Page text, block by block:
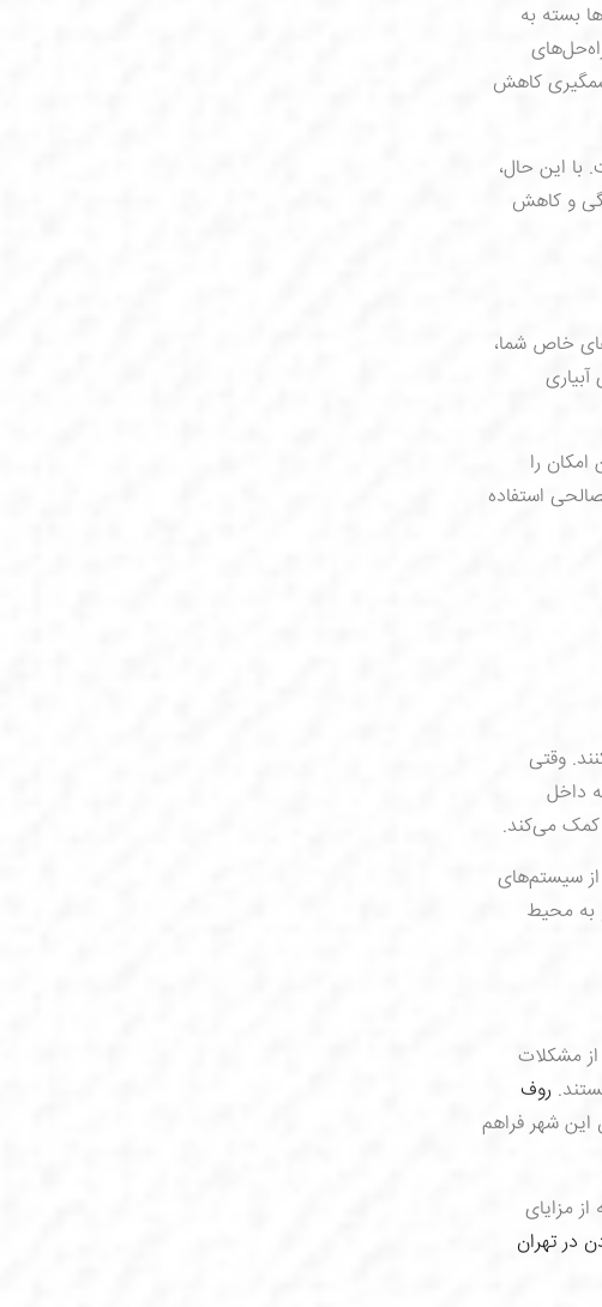
بسته به
کاهش
با این حال،
و کاهش
خاص شما،
را
استفاده
وقتی
داخل
کمک می‌کند.
از سیستم‌های
به محیط
مشکلات
روف
شهر فراهم
مزایای
در تهران